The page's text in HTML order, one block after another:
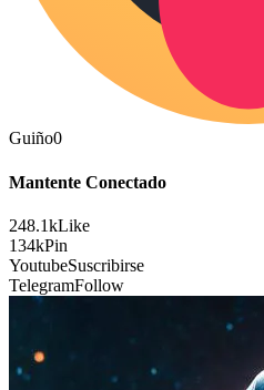
Guiño0
Mantente Conectado
248.1kLike
134kPin
YoutubeSuscribirse
TelegramFollow